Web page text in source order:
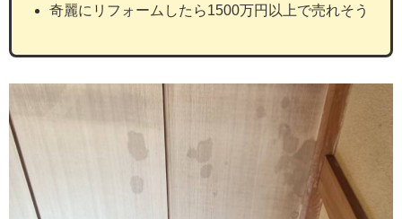
奇麗にリフォームしたら1500万円以上で売れそう